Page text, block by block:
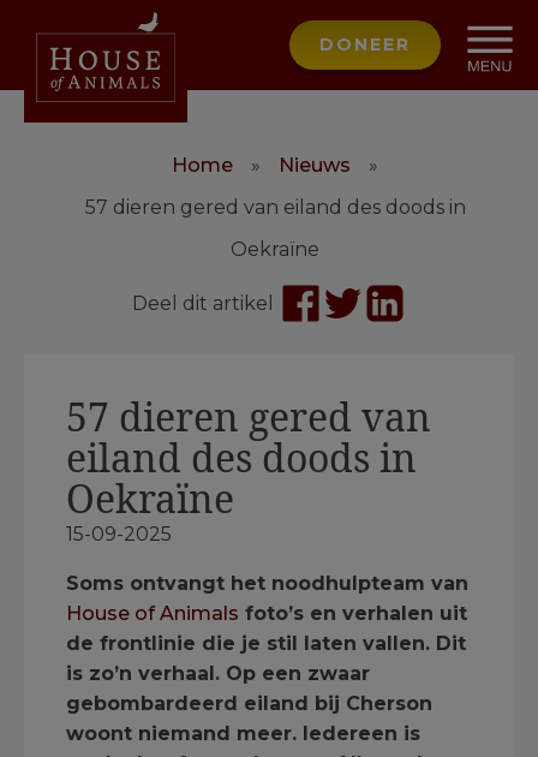
DONEER
Home » Nieuws
»
57 dieren gered van eiland des doods in
Oekraïne
Deel dit artikel
57 dieren gered van
eiland des doods in
Oekraïne
15-09-2025
Soms ontvangt het noodhulpteam van
House of Animals foto’s en verhalen uit
de frontlinie die je stil laten vallen. Dit
is zo’n verhaal. Op een zwaar
gebombardeerd eiland bij Cherson
woont niemand meer. Iedereen is